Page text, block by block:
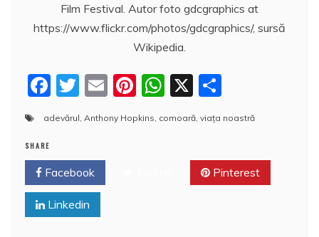
Film Festival. Autor foto gdcgraphics at
https://www.flickr.com/photos/gdcgraphics/, sursă
Wikipedia.
F
a
c
e
b
o
o
T
w
itt
er
E
m
ai
Pi
nt
er
W
at
X
rt
aj
e
adevărul Anthony Hopkins comoară viața noastră
SHARE
Facebook Pinterest
Linkedin